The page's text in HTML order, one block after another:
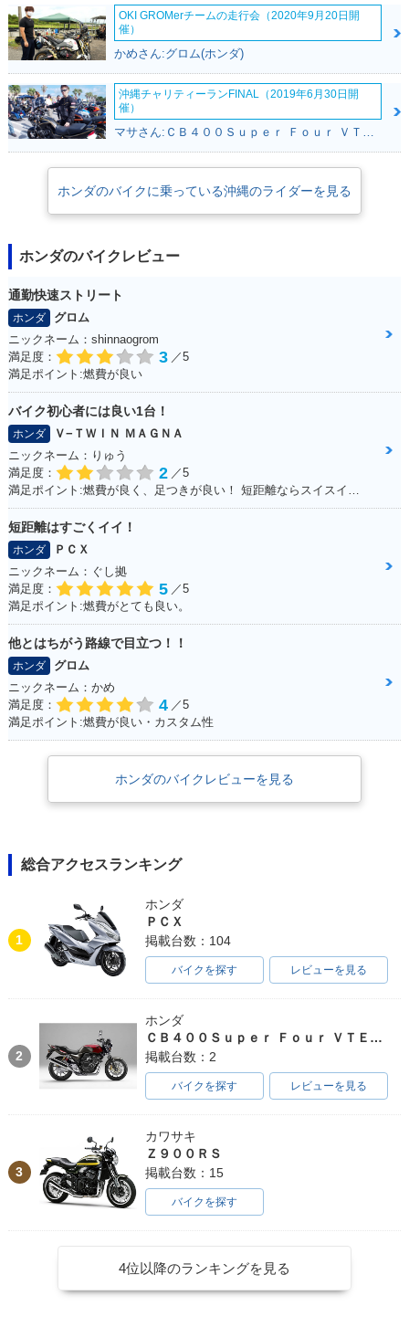
1987年 CBR400
1986年 CBR400
1986年 CBR400
OKI GROMerチームの走行会（2020年9月20日開
催）
かめさん:グロム(ホンダ)
沖縄チャリティーランFINAL（2019年6月30日開
催）
ホンダのバイクに乗っている沖縄のライダーを見る
ホンダのバイクレビュー
通勤快速ストリート
ホンダ
グロム
ニックネーム：shinnaogrom
満足度：
3 ／5
満足ポイント:燃費が良い
バイク初心者には良い1台！
ホンダ
Ｖ−ＴＷＩＮ ＭＡＧＮＡ
ニックネーム：りゅう
満足度：
2 ／5
短距離はすごくイイ！
ホンダ
ＰＣＸ
ニックネーム：ぐし拠
満足度：
5 ／5
満足ポイント:燃費がとても良い。
他とはちがう路線で目立つ！！
ホンダ
グロム
ニックネーム：かめ
満足度：
4 ／5
満足ポイント:燃費が良い・カスタム性
ホンダのバイクレビューを見る
総合アクセスランキング
1
ホンダ
ＰＣＸ
掲載台数：104
バイクを探す レビューを見る
2
ホンダ
ＣＢ４００Ｓｕｐｅｒ Ｆｏｕｒ ＶＴＥＣ ＳＰＥＣ３
掲載台数：2
バイクを探す レビューを見る
3
カワサキ
Ｚ９００ＲＳ
掲載台数：15
バイクを探す
4位以降のランキングを見る